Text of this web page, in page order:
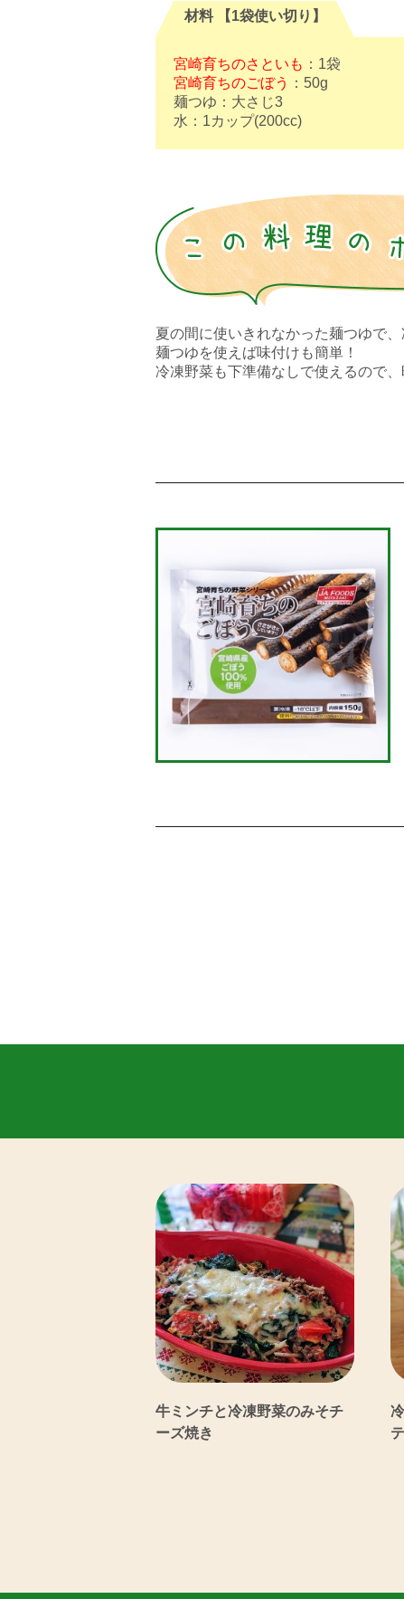
材料 【1袋使い切り】
宮崎育ちのさといも ：1袋
宮崎育ちのごぼう
：50g
麺つゆ：大さじ3
水：1カップ(200cc)
夏の間に使いきれなかった麺つゆで
麺つゆを使えば味付けも簡単！
冷凍野菜も下準備なしで使えるので
牛ミンチと冷凍野菜のみそチ
ーズ焼き